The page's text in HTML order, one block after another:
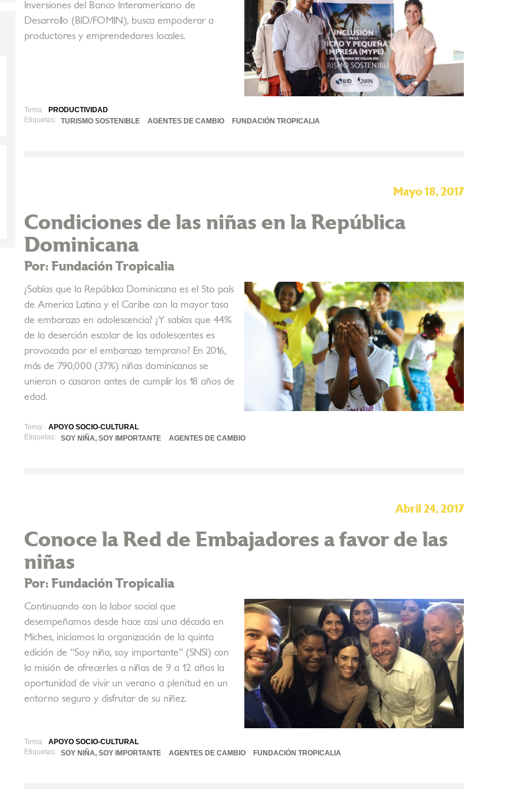
Inversiones del Banco Interamericano de
Desarrollo (BID/FOMIN), busca empoderar a
productores y emprendedores locales.
Tema:
PRODUCTIVIDAD
Etiquetas:
TURISMO SOSTENIBLE AGENTES DE CAMBIO FUNDACIÓN TROPICALIA
Mayo 18, 2017
Condiciones de las niñas en la República
Dominicana
Por: Fundación Tropicalia
¿Sabías que la República Dominicana es el 5to país
de America Latina y el Caribe con la mayor tasa
de embarazo en adolescencia? ¿Y sabías que 44%
de la deserción escolar de las adolescentes es
provocada por el embarazo temprano? En 2016,
más de 790,000 (37%) niñas dominicanas se
unieron o casaron antes de cumplir los 18 años de
edad.
Tema:
APOYO SOCIO-CULTURAL
Etiquetas:
SOY NIÑA, SOY IMPORTANTE AGENTES DE CAMBIO
Abril 24, 2017
Conoce la Red de Embajadores a favor de las
niñas
Por: Fundación Tropicalia
Continuando con la labor social que
desempeñamos desde hace casi una década en
Miches, iniciamos la organización de la quinta
edición de “Soy niña, soy importante” (SNSI) con
la misión de ofrecerles a niñas de 9 a 12 años la
oportunidad de vivir un verano a plenitud en un
entorno seguro y disfrutar de su niñez.
Tema:
APOYO SOCIO-CULTURAL
Etiquetas:
SOY NIÑA, SOY IMPORTANTE AGENTES DE CAMBIO FUNDACIÓN TROPICALIA